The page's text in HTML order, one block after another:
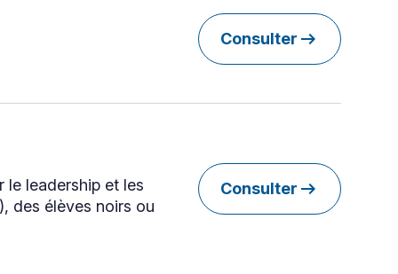
Consulter arrow_right_alt
le leadership et les
des élèves noirs ou
Consulter arrow_right_alt